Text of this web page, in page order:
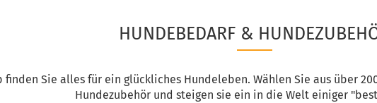
HUNDEBEDARF &
finden Sie alles für ein glückliches Hundeleben. Wählen Sie aus über
Hundezubehör und steigen sie ein in die Welt einiger